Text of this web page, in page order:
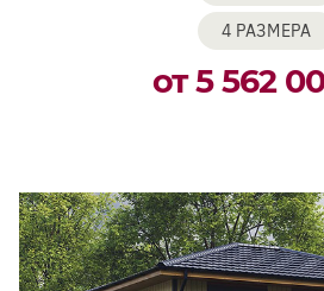
4 РАЗМЕРА
от 5 562